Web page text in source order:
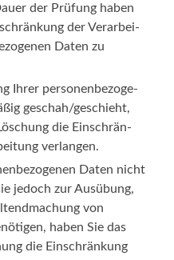
der Prü­fung haben
der Ver­ar­bei­
Daten zu
Ihrer per­so­nen­be­zo­ge­
geschah/geschieht,
die Ein­schrän­
verlangen.
Daten nicht
jedoch zur Aus­übung,
von
haben Sie das
die Ein­schrän­kung